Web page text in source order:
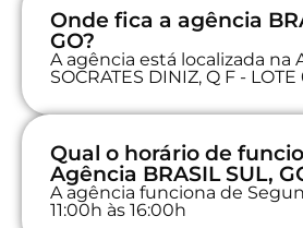
Onde fica a agência
GO?
A agência está localizada na
SOCRATES DINIZ, Q F - LOTE
Qual o horário de
Agência BRASIL SUL,
A agência funciona de
11:00h às 16:00h